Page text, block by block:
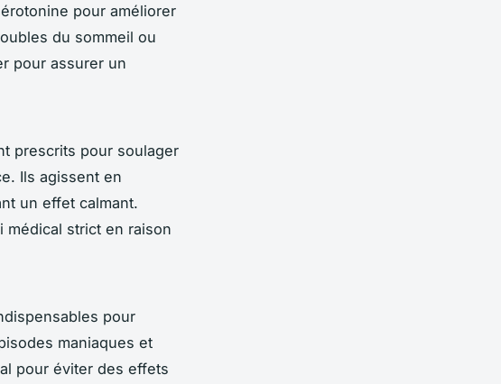
pour améliorer
du sommeil ou
pour assurer un
prescrits pour soulager
Ils agissent en
un effet calmant.
strict en raison
pour
maniaques et
pour éviter des effets